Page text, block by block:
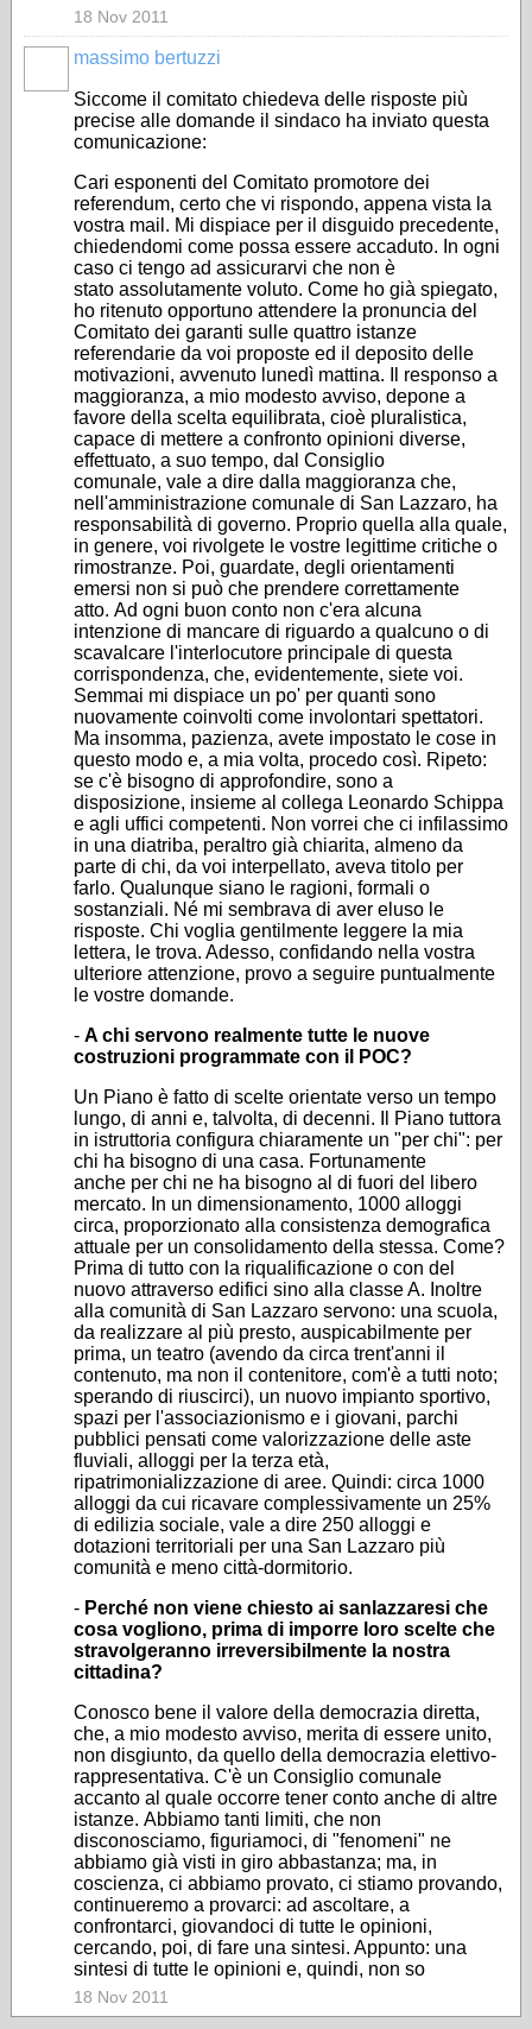
18 Nov 2011
massimo bertuzzi
Siccome il comitato chiedeva delle risposte più
precise alle domande il sindaco ha inviato questa
comunicazione:
Cari esponenti del Comitato promotore dei
referendum, certo che vi rispondo, appena vista la
vostra mail. Mi dispiace per il disguido precedente,
chiedendomi come possa essere accaduto. In ogni
caso ci tengo ad assicurarvi che non è
stato assolutamente voluto. Come ho già spiegato,
ho ritenuto opportuno attendere la pronuncia del
Comitato dei garanti sulle quattro istanze
referendarie da voi proposte ed il deposito delle
motivazioni, avvenuto lunedì mattina. Il responso a
maggioranza, a mio modesto avviso, depone a
favore della scelta equilibrata, cioè pluralistica,
capace di mettere a confronto opinioni diverse,
effettuato, a suo tempo, dal Consiglio
comunale, vale a dire dalla maggioranza che,
nell'amministrazione comunale di San Lazzaro, ha
responsabilità di governo. Proprio quella alla quale,
in genere, voi rivolgete le vostre legittime critiche o
rimostranze. Poi, guardate, degli orientamenti
emersi non si può che prendere correttamente
atto. Ad ogni buon conto non c'era alcuna
intenzione di mancare di riguardo a qualcuno o di
scavalcare l'interlocutore principale di questa
corrispondenza, che, evidentemente, siete voi.
Semmai mi dispiace un po' per quanti sono
nuovamente coinvolti come involontari spettatori.
Ma insomma, pazienza, avete impostato le cose in
questo modo e, a mia volta, procedo così. Ripeto:
se c'è bisogno di approfondire, sono a
disposizione, insieme al collega Leonardo Schippa
e agli uffici competenti. Non vorrei che ci infilassimo
in una diatriba, peraltro già chiarita, almeno da
parte di chi, da voi interpellato, aveva titolo per
farlo. Qualunque siano le ragioni, formali o
sostanziali. Né mi sembrava di aver eluso le
risposte. Chi voglia gentilmente leggere la mia
lettera, le trova. Adesso, confidando nella vostra
ulteriore attenzione, provo a seguire puntualmente
le vostre domande.
- A chi servono realmente tutte le nuove
costruzioni programmate con il POC?
Un Piano è fatto di scelte orientate verso un tempo
lungo, di anni e, talvolta, di decenni. Il Piano tuttora
in istruttoria configura chiaramente un "per chi": per
chi ha bisogno di una casa. Fortunamente
anche per chi ne ha bisogno al di fuori del libero
mercato. In un dimensionamento, 1000 alloggi
circa, proporzionato alla consistenza demografica
attuale per un consolidamento della stessa. Come?
Prima di tutto con la riqualificazione o con del
nuovo attraverso edifici sino alla classe A. Inoltre
alla comunità di San Lazzaro servono: una scuola,
da realizzare al più presto, auspicabilmente per
prima, un teatro (avendo da circa trent'anni il
contenuto, ma non il contenitore, com'è a tutti noto;
sperando di riuscirci), un nuovo impianto sportivo,
spazi per l'associazionismo e i giovani, parchi
pubblici pensati come valorizzazione delle aste
fluviali, alloggi per la terza età,
ripatrimonializzazione di aree. Quindi: circa 1000
alloggi da cui ricavare complessivamente un 25%
di edilizia sociale, vale a dire 250 alloggi e
dotazioni territoriali per una San Lazzaro più
comunità e meno città-dormitorio.
- Perché non viene chiesto ai sanlazzaresi che
cosa vogliono, prima di imporre loro scelte che
stravolgeranno irreversibilmente la nostra
cittadina?
Conosco bene il valore della democrazia diretta,
che, a mio modesto avviso, merita di essere unito,
non disgiunto, da quello della democrazia elettivo-
rappresentativa. C'è un Consiglio comunale
accanto al quale occorre tener conto anche di altre
istanze. Abbiamo tanti limiti, che non
disconosciamo, figuriamoci, di "fenomeni" ne
abbiamo già visti in giro abbastanza; ma, in
coscienza, ci abbiamo provato, ci stiamo provando,
continueremo a provarci: ad ascoltare, a
confrontarci, giovandoci di tutte le opinioni,
cercando, poi, di fare una sintesi. Appunto: una
sintesi di tutte le opinioni e, quindi, non so
18 Nov 2011